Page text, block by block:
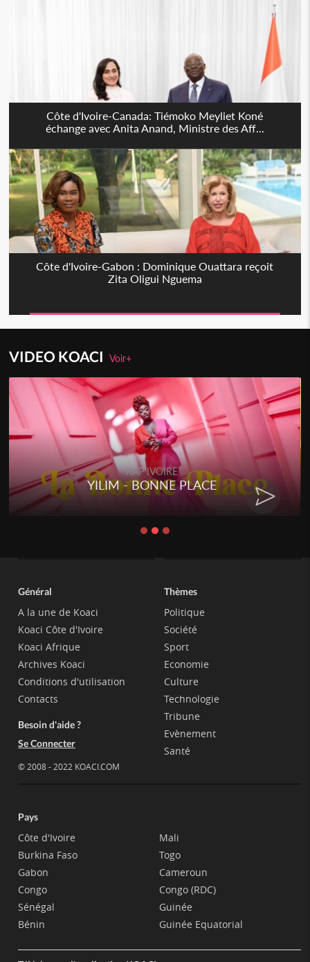
Côte d'Ivoire-Canada: Tiémoko Meyliet Koné
échange avec Anita Anand, Ministre des Aff...
Côte d'Ivoire-Gabon : Dominique Ouattara reçoit
Zita Oligui Nguema
VIDEO KOACIVoir+
RAP IVOIRE
YILIM - BONNE PLACE
Général
A la une de Koaci
Koaci Côte d'Ivoire
Koaci Afrique
Archives Koaci
Conditions d'utilisation
Contacts
Besoin d'aide ?
Se Connecter
© 2008 - 2022 KOACI.COM
Thèmes
Politique
Société
Sport
Economie
Culture
Technologie
Tribune
Evènement
Santé
Pays
Côte d'Ivoire
Burkina Faso
Gabon
Congo
Sénégal
Bénin
Mali
Togo
Cameroun
Congo (RDC)
Guinée
Guinée Equatorial